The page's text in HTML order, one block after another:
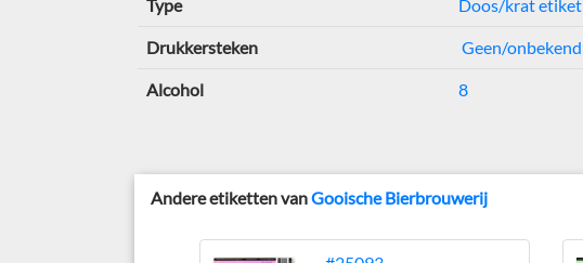
Type Doos/krat etiket
Drukkersteken Geen/onbekend
Alcohol 8
Andere etiketten vanGooische Bierbrouwerij